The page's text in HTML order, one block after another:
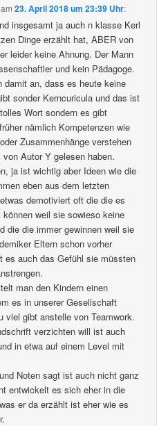
am23. April 2018 um 23:39 Uhr:
insgesamt ja auch n klasse Kerl
Dinge erzählt hat, ABER von
leider keine Ahnung. Der Mann
und kein Pädagoge.
damit an, dass es heute keine
sonder Kerncuricula und das ist
Wort sondern es gibt
nämlich Kompetenzen wie
Zusammenhänge verstehen
Autor Y gelesen haben.
ja ist wichtig aber Ideen wie die
eben aus dem letzten
demotiviert oft die die es
weil sie sowieso keine
die die immer gewinnen weil sie
Eltern schon vorher
es auch das Gefühl sie müssten
man den Kindern einen
es in unserer Gesellschaft
viel gibt anstelle von Teamwork.
verzichten will ist auch
in etwa auf einem Level mit
Noten sagt ist auch nicht ganz
entwickelt es sich eher in die
er da erzählt ist eher wie es